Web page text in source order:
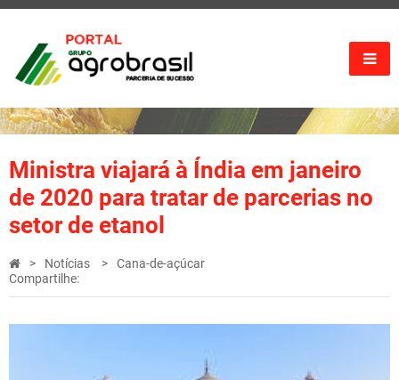
Ministra viajará à Índia em janeiro
de 2020 para tratar de parcerias no
setor de etanol
Notícias
Cana-de-açúcar
Compartilhe: